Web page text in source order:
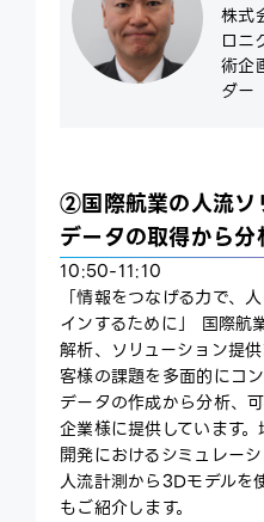
株式
ロ
術企
ダー
②国際航業の人流ソ
データの取得から分
10:50-11:10
「情報をつなげる力で、
インするために」 国際航
解析、ソリューション提
客様の課題を多面的にコ
データの作成から分析、
企業様に提供しています
開発におけるシミュレー
人流計測から3Dモデルを
もご紹介します。